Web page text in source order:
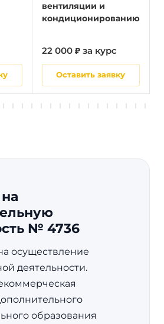
вентиляции и
кондиционированию
22 000 ₽ за курс
Оставить заявку
№ 4736
осуществление
деятельности.
образования